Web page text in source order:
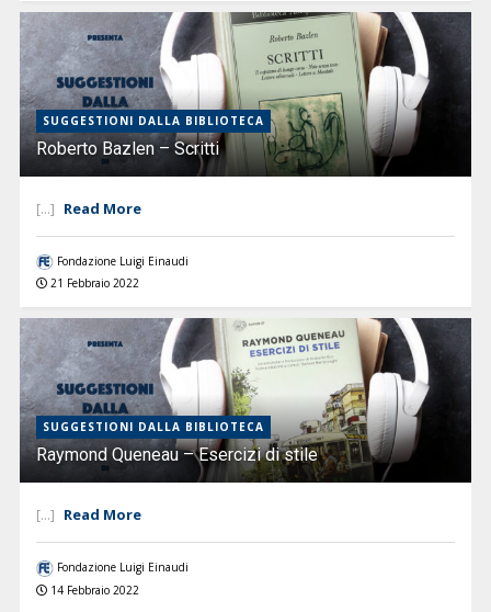
SUGGESTIONI DALLA BIBLIOTECA
Roberto Bazlen – Scritti
[...] Read More
Fondazione Luigi Einaudi
21 Febbraio 2022
SUGGESTIONI DALLA BIBLIOTECA
Raymond Queneau – Esercizi di stile
[...] Read More
Fondazione Luigi Einaudi
14 Febbraio 2022